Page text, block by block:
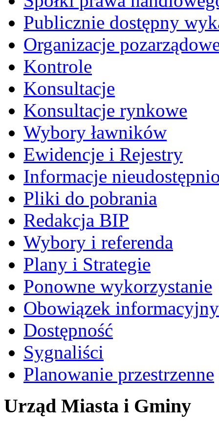
Publicznie dostępny
Organizacje
Kontrole
Konsultacje
Konsultacje rynkowe
Wybory ławników
Ewidencje i Rejestry
Informacje
Pliki do pobrania
Redakcja BIP
Wybory i referenda
Plany i Strategie
Ponowne wykorzystanie
Obowiązek informacyjny
Dostępność
Sygnaliści
Planowanie przestrzenne
Urząd Miasta i Gminy